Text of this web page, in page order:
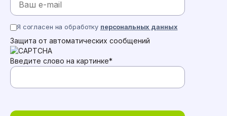
Я согласен на обработку персональных данных
Защита от автоматических сообщений
Введите слово на картинке*